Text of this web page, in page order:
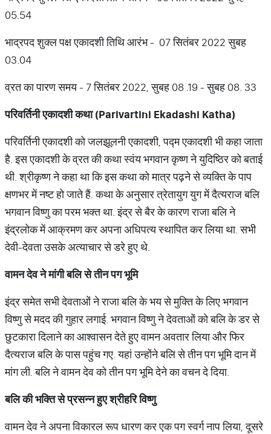
05.54
भाद्रपद शुक्ल पक्ष एकादशी तिथि आरंभ - 07 ​सितंबर 2022 सुबह
03.04
व्रत का पारण समय - 7 सितंबर 2022, सुबह 08 .19 - सुबह 08. 33
परिवर्तिनी एकादशी कथा (Parivartini Ekadashi Katha)
परिवर्तिनी एकादशी को जलझूलनी एकादशी, पद्म एकादशी भी कहा जाता
है. इस एकादशी के व्रत की कथा स्वंय भगवान कृष्ण ने युदिष्ठिर को बताई
थी. श्रीकृष्ण ने कहा था कि इस कथा को मात्र पढ़ने से व्यक्ति के पाप
क्षणभर में नष्ट हो जाते हैं. कथा के अनुसार त्रेतायुग युग में दैत्यराज बलि
भगवान विष्णु का परम भक्त था. इंद्र से बैर के कारण राजा बलि ने
इंद्रलोक में आक्रमण कर अपना अधिपत्य स्थापित कर लिया था. सभी
देवी-देवता उसके अत्याचार से डरे हुए थे.
वामन देव ने मांगी बलि से तीन पग भूमि
इंद्र समेत सभी देवताओं ने राजा बलि के भय से मुक्ति के लिए भगवान
विष्णु से मदद की गुहार लगाई. भगवान विष्णु ने देवताओं को बलि के डर से
छुटकारा दिलाने का आश्वासन देते हुए वामन अवतार लिया और फिर
दैत्यराज बलि के पास पहुंच गए. यहां उन्होंने बलि से तीन पग भूमि दान में
मांग ली. बलि ने वामन देव को तीन पग भूमि देने का वचन दे दिया.
बलि की भक्ति से प्रसन्न हुए श्रीहरि विष्णु
वामन देव ने अपना विकारल रूप धारण कर एक पग स्वर्ग नाप लिया, दूसरे